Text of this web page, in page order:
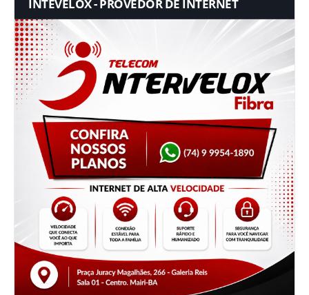
INTEVELOX - PROVEDOR DE INTERNET